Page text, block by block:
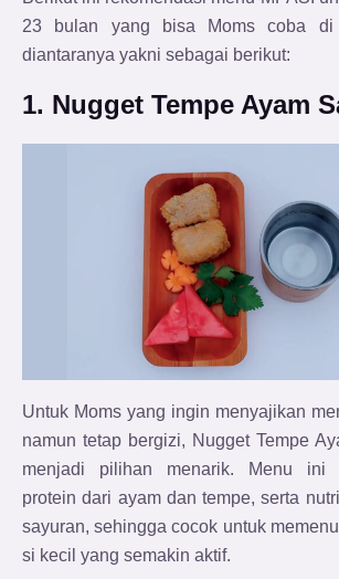
23 bulan yang bisa Moms coba di
diantaranya yakni sebagai berikut:
1. Nugget Tempe Ayam
Untuk Moms yang ingin menyajikan
namun tetap bergizi, Nugget Tempe
menjadi pilihan menarik. Menu ini
protein dari ayam dan tempe, serta
sayuran, sehingga cocok untuk
si kecil yang semakin aktif.